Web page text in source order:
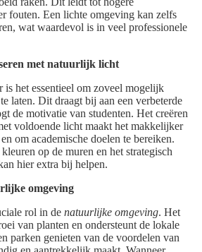
fouten. Een lichte omgeving kan zelfs
wat waardevol is in veel professionele
met natuurlijk licht
is het essentieel om zoveel mogelijk
laten. Dit draagt bij aan een verbeterde
de motivatie van studenten. Het creëren
voldoende licht maakt het makkelijker
om academische doelen te bereiken.
op de muren en het strategisch
hier extra bij helpen.
omgeving
rol in de natuurlijke omgeving. Het
van planten en ondersteunt de lokale
parken genieten van de voordelen van